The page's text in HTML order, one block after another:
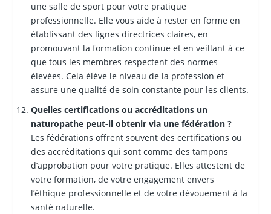
une salle de sport pour votre pratique
professionnelle. Elle vous aide à rester en forme en
établissant des lignes directrices claires, en
promouvant la formation continue et en veillant à ce
que tous les membres respectent des normes
élevées. Cela élève le niveau de la profession et
assure une qualité de soin constante pour les clients.
Quelles certifications ou accréditations un
naturopathe peut-il obtenir via une fédération ?
Les fédérations offrent souvent des certifications ou
des accréditations qui sont comme des tampons
d’approbation pour votre pratique. Elles attestent de
votre formation, de votre engagement envers
l’éthique professionnelle et de votre dévouement à la
santé naturelle.